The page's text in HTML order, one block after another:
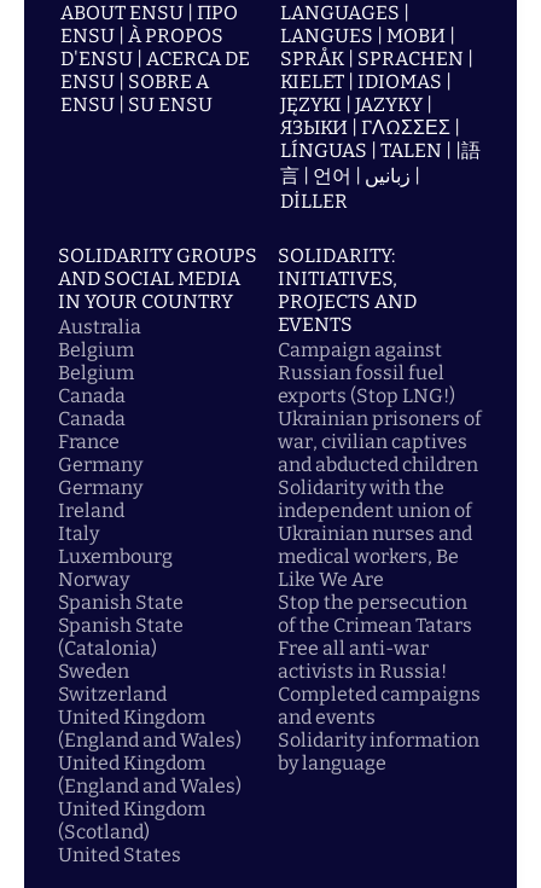
ABOUT ENSU | ПРО
ENSU | À PROPOS
D'ENSU | ACERCA DE
ENSU | SOBRE A
ENSU | SU ENSU
LANGUAGES |
LANGUES | МОВИ |
SPRÅK | SPRACHEN |
KIELET | IDIOMAS |
JĘZYKI | JAZYKY |
ЯЗЫКИ | ΓΛΩΣΣΕΣ |
LÍNGUAS | TALEN | |語
言 | 언어 | زبانیں |
DİLLER
SOLIDARITY GROUPS
AND SOCIAL MEDIA
IN YOUR COUNTRY
Australia
Belgium
Belgium
Canada
Canada
France
Germany
Germany
Ireland
Italy
Luxembourg
Norway
Spanish State
Spanish State
(Catalonia)
Sweden
Switzerland
United Kingdom
(England and Wales)
United Kingdom
(England and Wales)
United Kingdom
(Scotland)
United States
SOLIDARITY:
INITIATIVES,
PROJECTS AND
EVENTS
Campaign against
Russian fossil fuel
exports (Stop LNG!)
Ukrainian prisoners of
war, civilian captives
and abducted children
Solidarity with the
independent union of
Ukrainian nurses and
medical workers, Be
Like We Are
Stop the persecution
of the Crimean Tatars
Free all anti-war
activists in Russia!
Completed campaigns
and events
Solidarity information
by language